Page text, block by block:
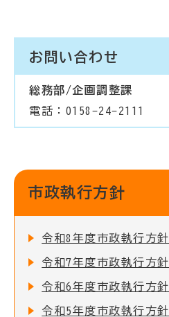
お問い合わせ
総務部/企画調整課
電話：0158-24-2111
市政執行方針
令和8年度市政執行方針
令和7年度市政執行方針
令和6年度市政執行方針
令和5年度市政執行方針